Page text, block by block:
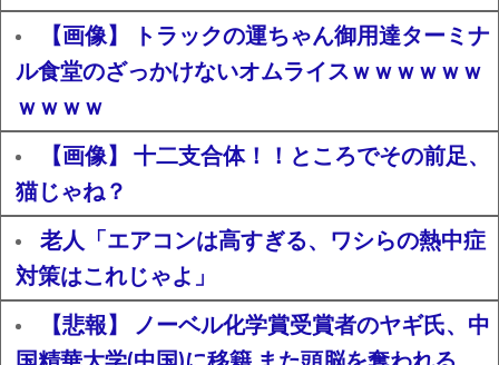
【画像】 トラックの運ちゃん御用達ターミナ
ル食堂のざっかけないオムライスｗｗｗｗｗｗ
ｗｗｗｗ
【画像】 十二支合体！！ところでその前足、
猫じゃね？
老人「エアコンは高すぎる、ワシらの熱中症
対策はこれじゃよ」
【悲報】 ノーベル化学賞受賞者のヤギ氏、中